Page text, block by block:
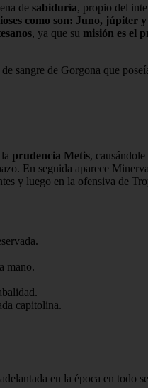
de sabiduría, propio del
como son: Juno, júpiter
, ya que su misión es el
sangre de Gorgona que
prudencia Metis,
En seguida aparece
y luego en la ofensiva de
mano.
capitolina.
en la época en todo